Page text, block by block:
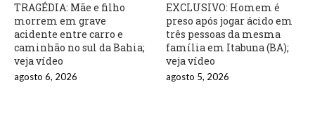
TRAGÉDIA: Mãe e filho
morrem em grave
acidente entre carro e
caminhão no sul da Bahia;
veja vídeo
agosto 6, 2026
EXCLUSIVO: Homem é
preso após jogar ácido em
três pessoas da mesma
família em Itabuna (BA);
veja vídeo
agosto 5, 2026